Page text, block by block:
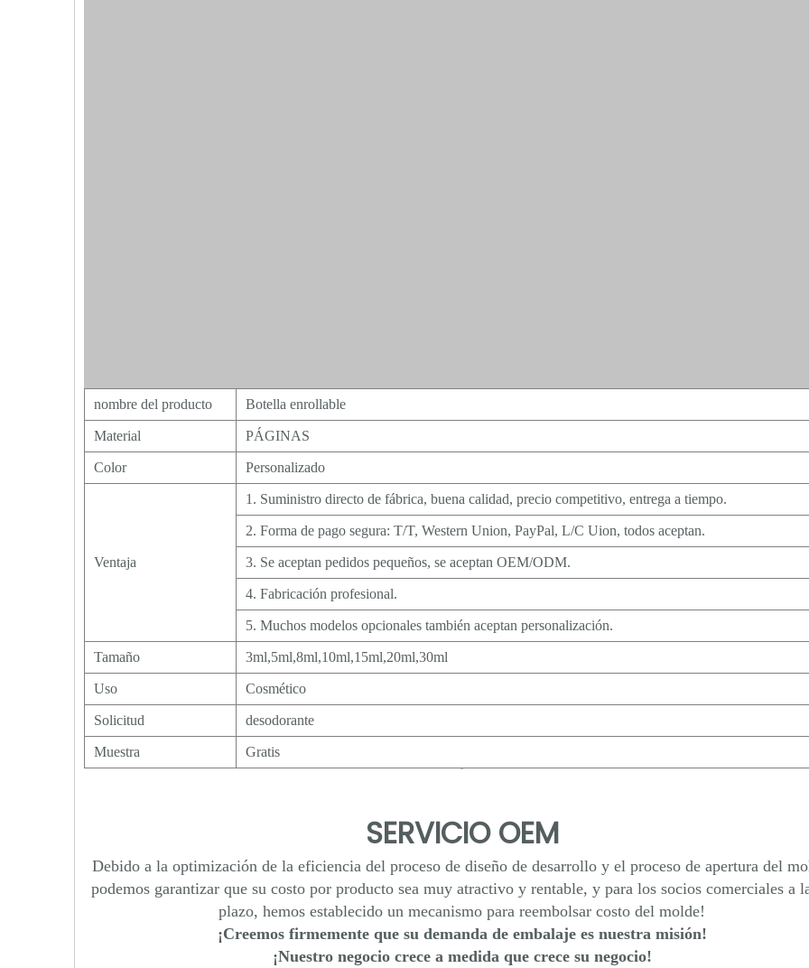
nombre del producto Botella enrollable
Material PÁGINAS
Color Personalizado
Ventaja
1. Suministro directo de fábrica, buena calidad, precio competitivo, entrega a tiempo.
2. Forma de pago segura: T/T, Western Union, PayPal, L/C Uion, todos aceptan.
3. Se aceptan pedidos pequeños, se aceptan OEM/ODM.
4. Fabricación profesional.
5. Muchos modelos opcionales también aceptan personalización.
Tamaño 3ml,5ml,8ml,10ml,15ml,20ml,30ml
Uso Cosmético
Solicitud desodorante
Muestra Gratis
SERVICIO OEM
Debido a la optimización de la eficiencia del proceso de diseño de desarrollo y el proceso de apertura del
podemos garantizar que su costo por producto sea muy atractivo y rentable, y para los socios comerciales a
plazo, hemos establecido un mecanismo para reembolsar costo del molde!
¡Creemos firmemente que su demanda de embalaje es nuestra misión!
¡Nuestro negocio crece a medida que crece su negocio!